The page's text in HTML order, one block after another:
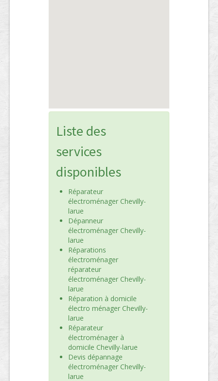
Liste des
services
disponibles
Réparateur
électroménager Chevilly-
larue
Dépanneur
électroménager Chevilly-
larue
Réparations
électroménager
réparateur
électroménager Chevilly-
larue
Réparation à domicile
électro ménager Chevilly-
larue
Réparateur
électroménager à
domicile Chevilly-larue
Devis dépannage
électroménager Chevilly-
larue